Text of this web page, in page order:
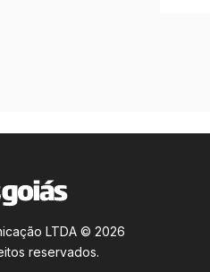
LTDA © 2026
reservados.